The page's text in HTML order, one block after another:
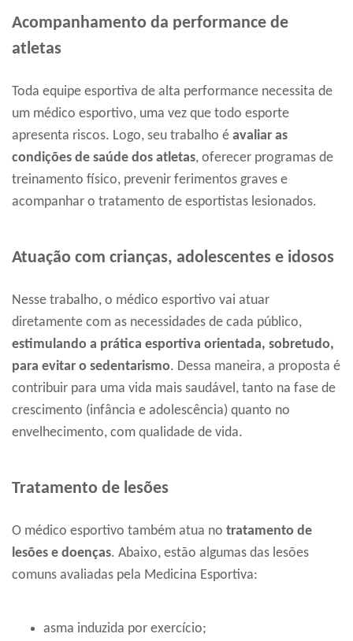
Acompanhamento da performance de
atletas
Toda equipe esportiva de alta performance necessita de
um médico esportivo, uma vez que todo esporte
apresenta riscos. Logo, seu trabalho é avaliar as
condições de saúde dos atletas, oferecer programas de
treinamento físico, prevenir ferimentos graves e
acompanhar o tratamento de esportistas lesionados.
Atuação com crianças, adolescentes e idosos
Nesse trabalho, o médico esportivo vai atuar
diretamente com as necessidades de cada público,
estimulando a prática esportiva orientada, sobretudo,
para evitar o sedentarismo. Dessa maneira, a proposta é
contribuir para uma vida mais saudável, tanto na fase de
crescimento (infância e adolescência) quanto no
envelhecimento, com qualidade de vida.
Tratamento de lesões
O médico esportivo também atua no tratamento de
lesões e doenças. Abaixo, estão algumas das lesões
comuns avaliadas pela Medicina Esportiva:
asma induzida por exercício;